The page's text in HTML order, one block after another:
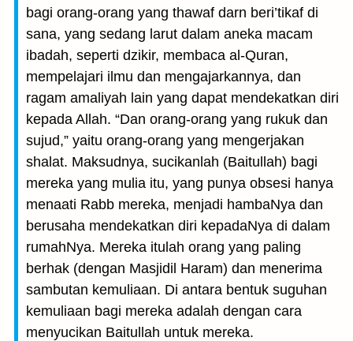
bagi orang-orang yang thawaf darn beri’tikaf di
sana, yang sedang larut dalam aneka macam
ibadah, seperti dzikir, membaca al-Quran,
mempelajari ilmu dan mengajarkannya, dan
ragam amaliyah lain yang dapat mendekatkan diri
kepada Allah. “Dan orang-orang yang rukuk dan
sujud,” yaitu orang-orang yang mengerjakan
shalat. Maksudnya, sucikanlah (Baitullah) bagi
mereka yang mulia itu, yang punya obsesi hanya
menaati Rabb mereka, menjadi hambaNya dan
berusaha mendekatkan diri kepadaNya di dalam
rumahNya. Mereka itulah orang yang paling
berhak (dengan Masjidil Haram) dan menerima
sambutan kemuliaan. Di antara bentuk suguhan
kemuliaan bagi mereka adalah dengan cara
menyucikan Baitullah untuk mereka.